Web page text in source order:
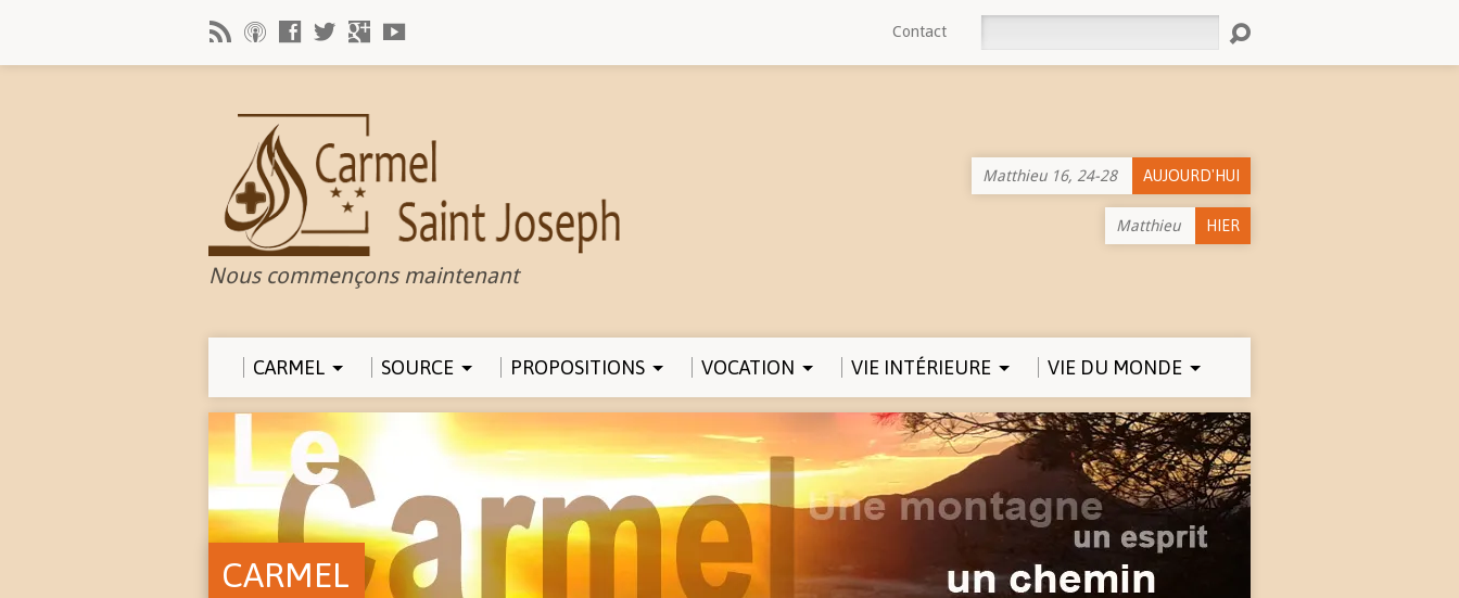
Contact
Nous commençons maintenant
Matthieu 16, 24-28 AUJOURD'HUI
Matthieu HIER
CARMEL SOURCE PROPOSITIONS VOCATION VIE INTÉRIEURE VIE DU MONDE
CARMEL